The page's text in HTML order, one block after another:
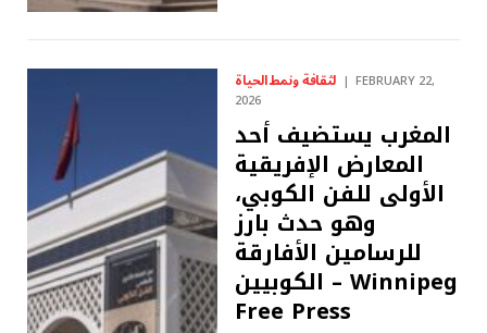
لثقافة ونمط الحياة FEBRUARY 22,
2026
المغرب يستضيف أحد
المعارض الإفريقية
الأولى للفن الكوبي،
وهو حدث بارز
للرسامين الأفارقة
الكوبيين – Winnipeg
Free Press